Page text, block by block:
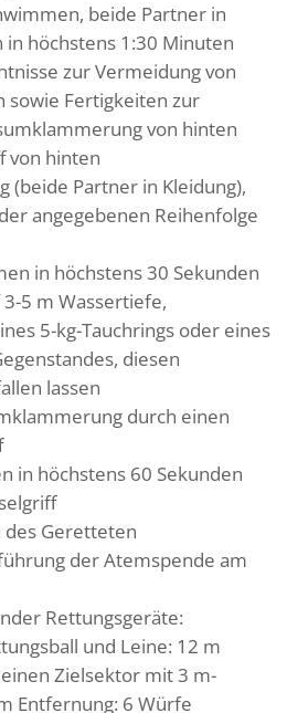
beide Partner in
in höchstens 1:30 Minuten
zur Vermeidung von
sowie Fertigkeiten zur
von hinten
von hinten
(beide Partner in Kleidung),
angegebenen Reihenfolge
in höchstens 30 Sekunden
5 m Wassertiefe,
5-kg-Tauchrings oder eines
diesen
lassen
durch einen
in höchstens 60 Sekunden
Geretteten
der Atemspende am
Rettungsgeräte:
und Leine: 12 m
Zielsektor mit 3 m-
Entfernung: 6 Würfe